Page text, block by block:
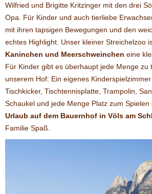
Wilfried und Brigitte Kritzinger mit den drei
Opa. Für Kinder und auch tierliebe
mit ihren tapsigen Bewegungen und den
echtes Highlight. Unser kleiner Streichelzoo
Kaninchen und Meerschweinchen eine
Für Kinder gibt es überhaupt jede Menge zu
unserem Hof: Ein eigenes Kinderspielzimmer
Tischkicker, Tischtennisplatte, Trampolin,
Schaukel und jede Menge Platz zum
Urlaub auf dem Bauernhof in Völs am
Familie Spaß.